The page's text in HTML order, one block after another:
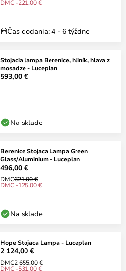
DMC -221,00 €
Čas dodania: 4 - 6 týždne
Stojacia lampa Berenice, hliník, hlava z
mosadze - Luceplan
593,00 €
Na sklade
Berenice Stojaca Lampa Green
Glass/Aluminium - Luceplan
496,00 €
DMC621,00 €
DMC -125,00 €
Na sklade
Hope Stojaca Lampa - Luceplan
2 124,00 €
DMC2 655,00 €
DMC -531,00 €